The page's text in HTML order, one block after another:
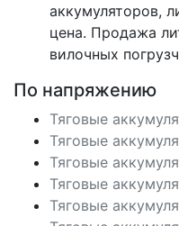
аккумуляторов,
цена. Продажа
вилочных
По напряжению
Тяговые
Тяговые
Тяговые
Тяговые
Тяговые